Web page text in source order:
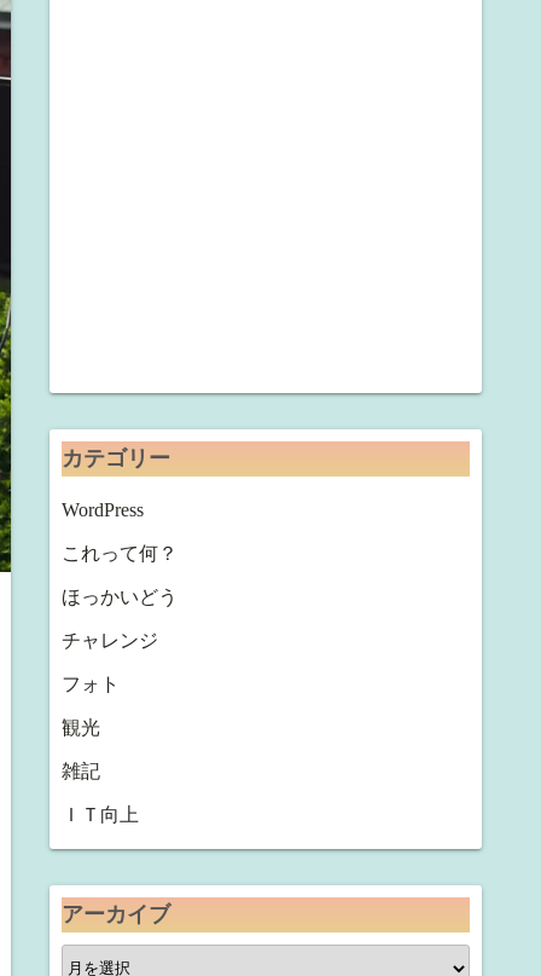
カテゴリー
WordPress
これって何？
ほっかいどう
チャレンジ
フォト
観光
雑記
ＩＴ向上
アーカイブ
ア